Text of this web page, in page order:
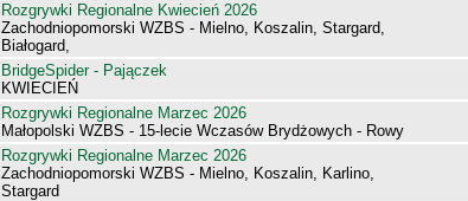
Rozgrywki Regionalne Kwiecień 2026
Zachodniopomorski WZBS - Mielno, Koszalin, Stargard,
Białogard,
BridgeSpider - Pajączek
KWIECIEŃ
Rozgrywki Regionalne Marzec 2026
Małopolski WZBS - 15-lecie Wczasów Brydżowych - Rowy
Rozgrywki Regionalne Marzec 2026
Zachodniopomorski WZBS - Mielno, Koszalin, Karlino,
Stargard